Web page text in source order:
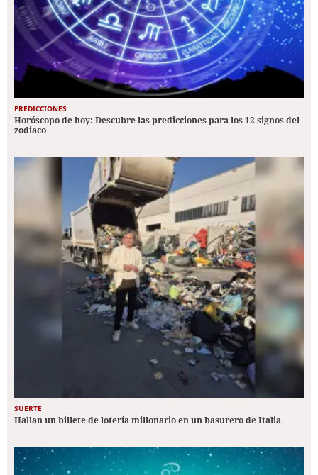
PREDICCIONES
Horóscopo de hoy: Descubre las predicciones para los 12 signos del
zodiaco
SUERTE
Hallan un billete de lotería millonario en un basurero de Italia